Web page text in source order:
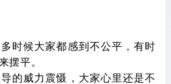
时候大家都感到不公平，有时
摆平。
的威力震慑，大家心里还是不